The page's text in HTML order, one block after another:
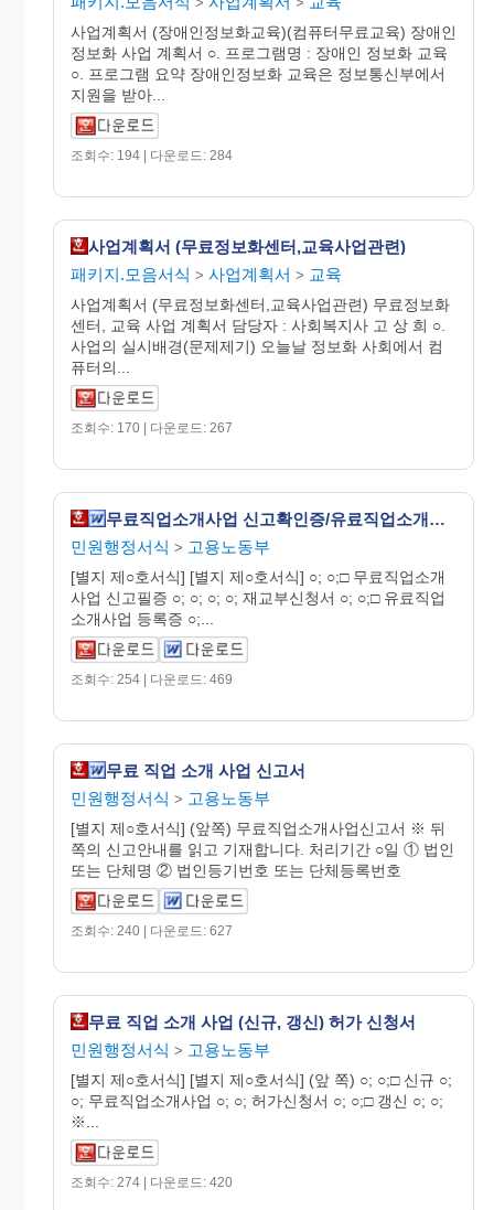
사업계획서 (장애인정보화교육)(컴퓨터무료교육) 장애인
정보화 사업 계획서 ○. 프로그램명 : 장애인 정보화 교육
○. 프로그램 요약 장애인정보화 교육은 정보통신부에서
지원을 받아...
조회수: 194 | 다운로드: 284
사업계획서 (무료정보화센터,교육사업관련)
패키지.모음서식 > 사업계획서 > 교육
사업계획서 (무료정보화센터,교육사업관련) 무료정보화
센터, 교육 사업 계획서 담당자 : 사회복지사 고 상 희 ○.
사업의 실시배경(문제제기) 오늘날 정보화 사회에서 컴
퓨터의...
조회수: 170 | 다운로드: 267
무료직업소개사업 신고확인증/유료직업소개사업 등록증 재발급신청서
민원행정서식 > 고용노동부
[별지 제○호서식] [별지 제○호서식] ○; ○;□ 무료직업소개
사업 신고필증 ○; ○; ○; ○; 재교부신청서 ○; ○;□ 유료직업
소개사업 등록증 ○;...
조회수: 254 | 다운로드: 469
무료 직업 소개 사업 신고서
민원행정서식 > 고용노동부
[별지 제○호서식] (앞쪽) 무료직업소개사업신고서 ※ 뒤
쪽의 신고안내를 읽고 기재합니다. 처리기간 ○일 ① 법인
또는 단체명 ② 법인등기번호 또는 단체등록번호
조회수: 240 | 다운로드: 627
무료 직업 소개 사업 (신규, 갱신) 허가 신청서
민원행정서식 > 고용노동부
[별지 제○호서식] [별지 제○호서식] (앞 쪽) ○; ○;□ 신규 ○;
○; 무료직업소개사업 ○; ○; 허가신청서 ○; ○;□ 갱신 ○; ○;
※...
조회수: 274 | 다운로드: 420